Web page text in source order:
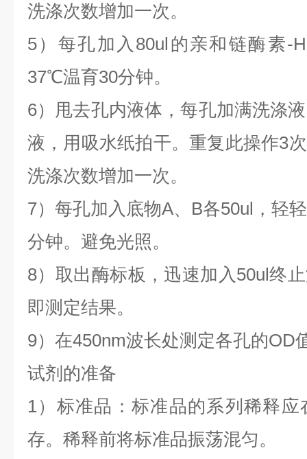
洗涤次数增加一次。
5）每孔加入80ul的亲和链酶素-
37℃温育30分钟。
6）甩去孔内液体，每孔加满洗涤
液，用吸水纸拍干。重复此操作3
洗涤次数增加一次。
7）每孔加入底物A、B各50ul，轻
分钟。避免光照。
8）取出酶标板，迅速加入50ul终
即测定结果。
9）在450nm波长处测定各孔的OD
试剂的准备
1）标准品：标准品的系列稀释
存。稀释前将标准品振荡混匀。